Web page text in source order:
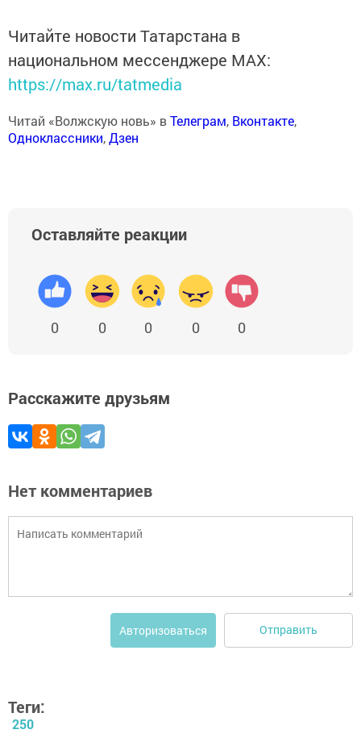
Читайте новости Татарстана в
национальном мессенджере MАХ:
https://max.ru/tatmedia
Читай «Волжскую новь» вТелеграм, Вконтакте,
Одноклассники,Дзен
Оставляйте реакции
0 0 0 0 0
Расскажите друзьям
Нет комментариев
Авторизоваться Отправить
Теги:
250